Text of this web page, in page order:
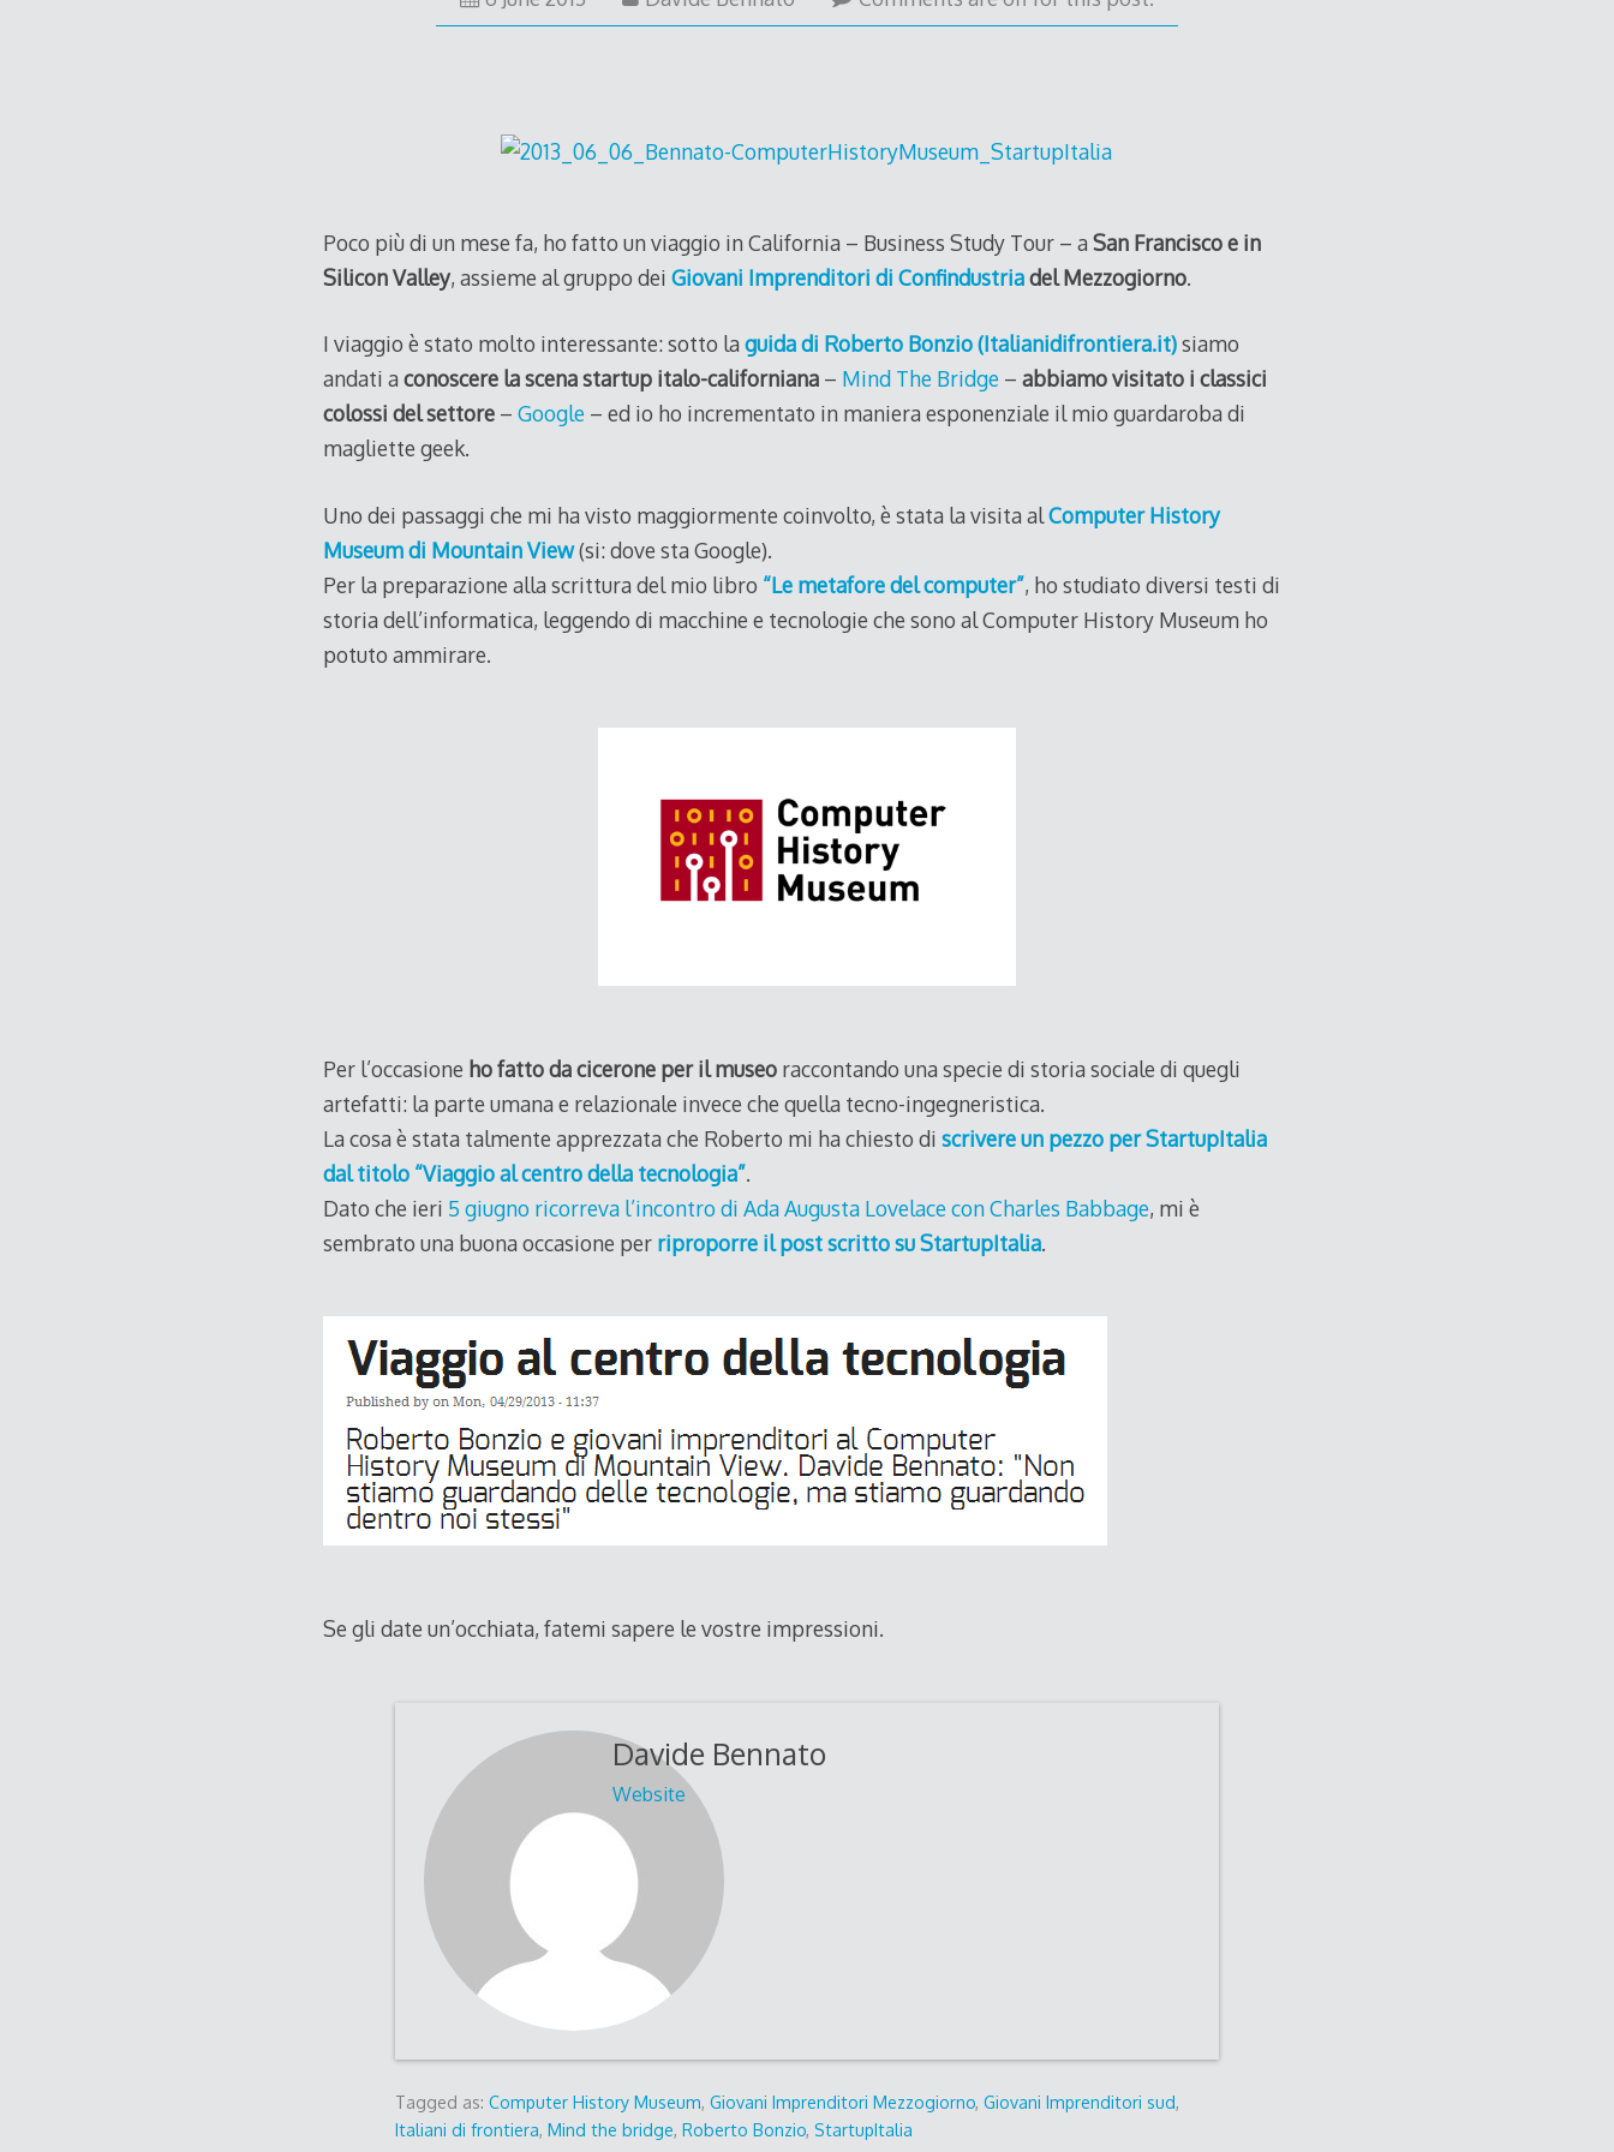
June
Poco più di un mese fa, ho fatto un viaggio in California – Business Study Tour – aSan Francisco e in
Silicon Valley, assieme al gruppo dei Giovani Imprenditori di Confindustriadel Mezzogiorno.
I viaggio è stato molto interessante: sotto laguida di Roberto Bonzio (Italianidifrontiera.it)siamo
andati aconoscere la scena startup italo-californiana– Mind The Bridge– abbiamo visitato i classici
colossi del settore– Google – ed io ho incrementato in maniera esponenziale il mio guardaroba di
magliette geek.
Uno dei passaggi che mi ha visto maggiormente coinvolto, è stata la visita alComputer History
Museum di Mountain View(si: dove sta Google).
Per la preparazione alla scrittura del mio libro “Le metafore del computer”, ho studiato diversi testi di
storia dell’informatica, leggendo di macchine e tecnologie che sono al Computer History Museum ho
potuto ammirare.
Per l’occasione ho fatto da cicerone per il museoraccontando una specie di storia sociale di quegli
artefatti: la parte umana e relazionale invece che quella tecno-ingegneristica.
La cosa è stata talmente apprezzata che Roberto mi ha chiesto di scrivere un pezzo per StartupItalia
dal titolo “Viaggio al centro della tecnologia”.
Dato che ieri 5 giugno ricorreva l’incontro di Ada Augusta Lovelace con Charles Babbage, mi è
sembrato una buona occasione per riproporre il post scritto su StartupItalia.
Se gli date un’occhiata, fatemi sapere le vostre impressioni.
Davide Bennato
Website
Tagged as:Computer History Museum,Giovani Imprenditori Mezzogiorno,Giovani Imprenditori sud,
Italiani di frontiera, Mind the bridge, Roberto Bonzio,StartupItalia